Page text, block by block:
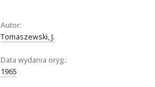
Autor:
Tomaszewski, J.
Data wydania oryg.:
1965